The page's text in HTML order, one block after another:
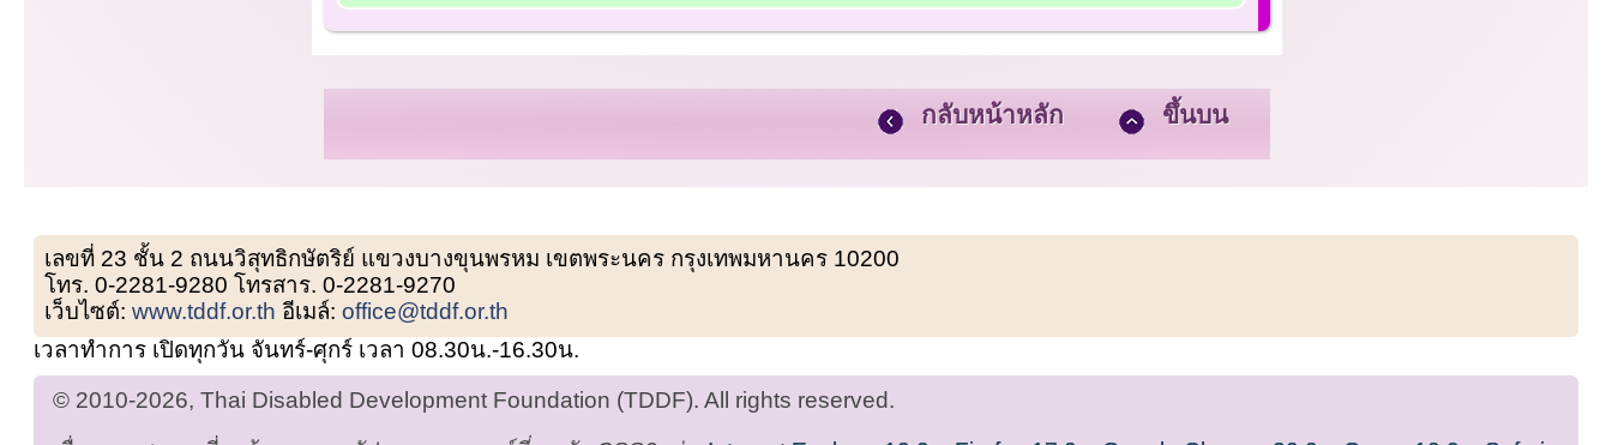
กลับหน้าหลัก ขึ้นบน
เลขที่ 23 ชั้น 2 ถนนวิสุทธิกษัตริย์ แขวงบางขุนพรหม เขตพระนคร กรุงเทพมหานคร 10200
โทร. 0-2281-9280 โทรสาร. 0-2281-9270
เว็บไซต์:www.tddf.or.th อีเมล์:office@tddf.or.th
เวลาทำการ เปิดทุกวัน จันทร์-ศุกร์ เวลา 08.30น.-16.30น.
© 2010-2026, Thai Disabled Development Foundation (TDDF). All rights reserved.